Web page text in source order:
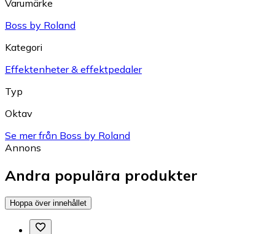
Varumärke
Boss by Roland
Kategori
Effektenheter & effektpedaler
Typ
Oktav
Se mer från Boss by Roland
Annons
Andra populära produkter
Hoppa över innehållet